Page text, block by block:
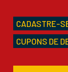
CADASTRE-
CUPONS DE